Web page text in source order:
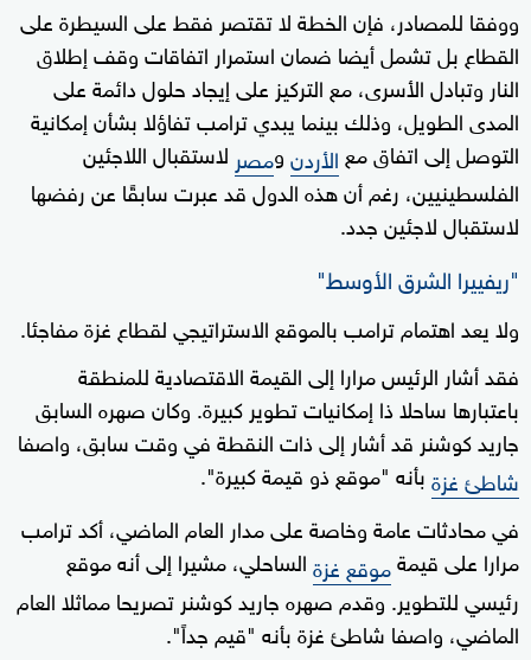
ووفقا للمصادر، فإن الخطة لا تقتصر فقط على السيطرة على
القطاع بل تشمل أيضا ضمان استمرار اتفاقات وقف إطلاق
النار وتبادل الأسرى، مع التركيز على إيجاد حلول دائمة على
المدى الطويل، وذلك بينما يبدي ترامب تفاؤلا بشأن إمكانية
التوصل إلى اتفاق مع الأردنومصر لاستقبال اللاجئين
الفلسطينيين، رغم أن هذه الدول قد عبرت سابقًا عن رفضها
لاستقبال لاجئين جدد.
"ريفييرا الشرق الأوسط"
ولا يعد اهتمام ترامب بالموقع الاستراتيجي لقطاع غزة مفاجئا.
فقد أشار الرئيس مرارا إلى القيمة الاقتصادية للمنطقة
باعتبارها ساحلا ذا إمكانيات تطوير كبيرة. وكان صهره السابق
جاريد كوشنر قد أشار إلى ذات النقطة في وقت سابق، واصفا
شاطئ غزةبأنه "موقع ذو قيمة كبيرة".
في محادثات عامة وخاصة على مدار العام الماضي، أكد ترامب
مرارا على قيمةموقع غزةالساحلي، مشيرا إلى أنه موقع
رئيسي للتطوير. وقدم صهره جاريد كوشنر تصريحا مماثلا العام
الماضي، واصفا شاطئ غزة بأنه "قيم جداً".